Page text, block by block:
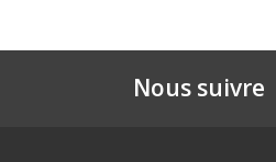
Nous suivre